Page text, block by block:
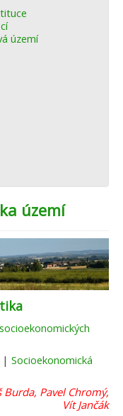
území
území
| Socioekonomická
Pavel Chromý,
Vít Jančák